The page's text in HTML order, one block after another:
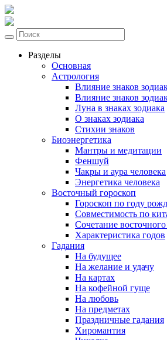
Разделы
Основная
Астрология
Влияние знаков
Влияние знаков
Луна в знаках зодиака
О знаках зодиака
Стихии знаков
Биоэнергетика
Мантры и медитации
Феншуй
Чакры и аура человека
Энергетика человека
Восточный гороскоп
Гороскоп по году
Совместимость по
Сочетание
Характеристика годов
Гадания
На будущее
На желание и удачу
На картах
На кофейной гуще
На любовь
На предметах
Праздничные гадания
Хиромантия